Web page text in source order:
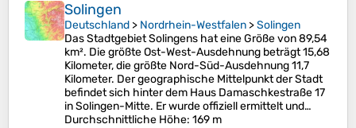
Solingen
Deutschland > Nordrhein-Westfalen >Solingen
Das Stadtgebiet Solingens hat eine Größe von 89,54
km². Die größte Ost-West-Ausdehnung beträgt 15,68
Kilometer, die größte Nord-Süd-Ausdehnung 11,7
Kilometer. Der geographische Mittelpunkt der Stadt
befindet sich hinter dem Haus Damaschkestraße 17
in Solingen-Mitte. Er wurde offiziell ermittelt und…
Durchschnittliche Höhe: 169 m